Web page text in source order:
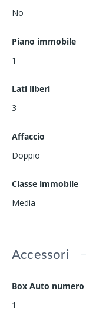
No
Piano immobile
1
Lati liberi
3
Affaccio
Doppio
Classe immobile
Media
Accessori
Box Auto numero
1